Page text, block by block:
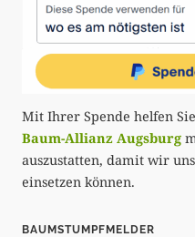
e
r
u
n
g
e
Mit Ihrer Spende helfen
Baum-Allianz Augsburg
auszustatten, damit wir
einsetzen können.
BAUMSTUMPFMELDER